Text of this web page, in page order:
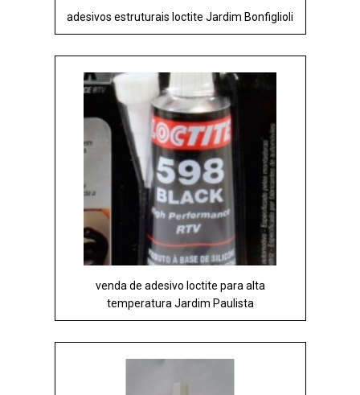
adesivos estruturais loctite Jardim Bonfiglioli
venda de adesivo loctite para alta
temperatura Jardim Paulista